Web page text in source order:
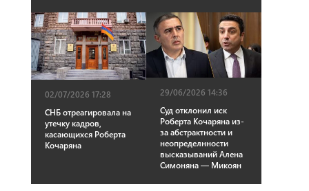
02/07/2026 17:28
СНБ отреагировала на
утечку кадров,
касающихся Роберта
Кочаряна
29/06/2026 14:36
Суд отклонил иск
Роберта Кочаряна из-
за абстрактности и
неопределнности
высказываний Алена
Симоняна — Микоян